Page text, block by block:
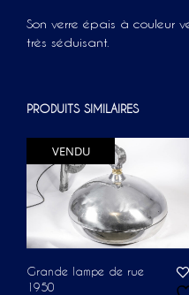
Son verre épais à couleur
très séduisant.
PRODUITS SIMILAIRES
VENDU
Grande lampe de rue
1950